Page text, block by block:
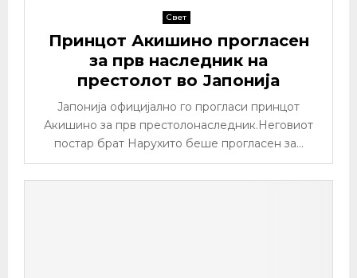
Свет
Принцот Акишино прогласен
за прв наследник на
престолот во Јапонија
Јапонија официјално го прогласи принцот
Акишино за прв престолонаследник.Неговиот
постар брат Нарухито беше прогласен за...